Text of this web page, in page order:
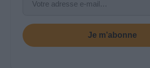
Je m’abonne